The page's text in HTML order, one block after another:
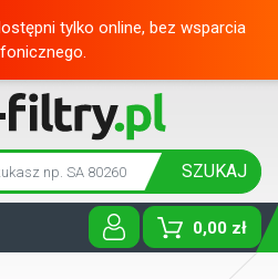
tylko online, bez wsparcia
SZUKAJ
0,00 zł
Toggle